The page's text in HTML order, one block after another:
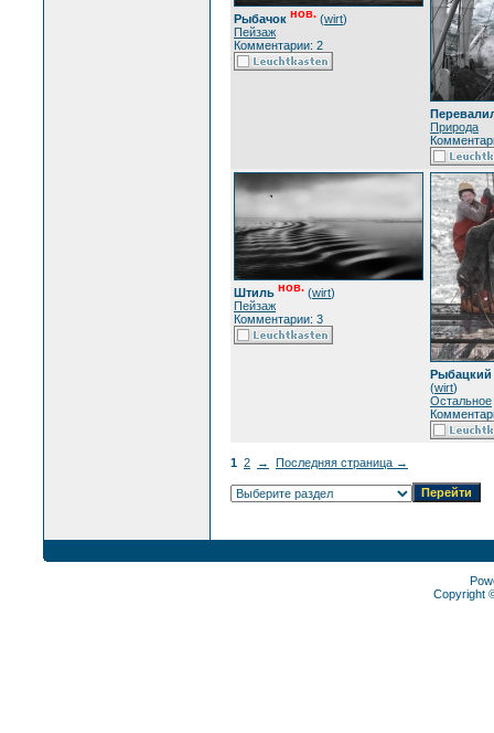
Рыбачок нов. (wirt)
Пейзаж
Комментарии: 2
Природа
Штиль нов. (wirt)
Пейзаж
Комментарии: 3
Рыбацкий
(wirt)
Остальное
1 2 → Последняя страница →
Copyright